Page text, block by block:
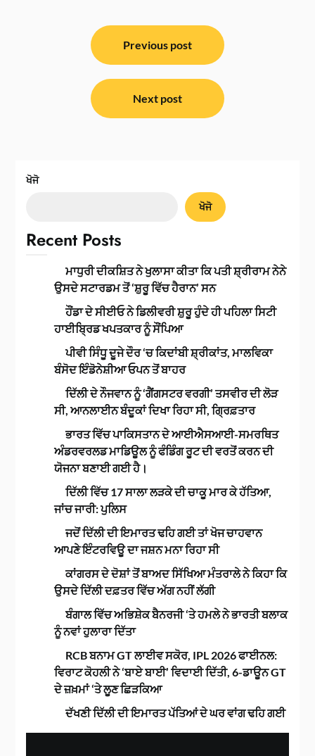
Previous post
Next post
ਖੋਜੋ
ਖੋਜੋ
Recent Posts
ਮਾਧੁਰੀ ਦੀਕਸ਼ਿਤ ਨੇ ਖੁਲਾਸਾ ਕੀਤਾ ਕਿ ਪਤੀ ਸ਼੍ਰੀਰਾਮ ਨੇਨੇ
ਉਸਦੇ ਸਟਾਰਡਮ ਤੋਂ ‘ਸ਼ੁਰੂ ਵਿੱਚ ਹੈਰਾਨ’ ਸਨ
ਹੌਂਡਾ ਦੇ ਸੀਈਓ ਨੇ ਡਿਲੀਵਰੀ ਸ਼ੁਰੂ ਹੁੰਦੇ ਹੀ ਪਹਿਲਾ ਸਿਟੀ
ਹਾਈਬ੍ਰਿਡ ਖਪਤਕਾਰ ਨੂੰ ਸੌਂਪਿਆ
ਪੀਵੀ ਸਿੰਧੂ ਦੂਜੇ ਦੌਰ ‘ਚ ਕਿਦਾਂਬੀ ਸ਼੍ਰੀਕਾਂਤ, ਮਾਲਵਿਕਾ
ਬੰਸੋਦ ਇੰਡੋਨੇਸ਼ੀਆ ਓਪਨ ਤੋਂ ਬਾਹਰ
ਦਿੱਲੀ ਦੇ ਨੌਜਵਾਨ ਨੂੰ ‘ਗੈਂਗਸਟਰ ਵਰਗੀ’ ਤਸਵੀਰ ਦੀ ਲੋੜ
ਸੀ, ਆਨਲਾਈਨ ਬੰਦੂਕਾਂ ਦਿਖਾ ਰਿਹਾ ਸੀ, ਗ੍ਰਿਫ਼ਤਾਰ
ਭਾਰਤ ਵਿੱਚ ਪਾਕਿਸਤਾਨ ਦੇ ਆਈਐਸਆਈ-ਸਮਰਥਿਤ
ਅੰਡਰਵਰਲਡ ਮਾਡਿਊਲ ਨੂੰ ਫੰਡਿੰਗ ਰੂਟ ਦੀ ਵਰਤੋਂ ਕਰਨ ਦੀ
ਯੋਜਨਾ ਬਣਾਈ ਗਈ ਹੈ।
ਦਿੱਲੀ ਵਿੱਚ 17 ਸਾਲਾ ਲੜਕੇ ਦੀ ਚਾਕੂ ਮਾਰ ਕੇ ਹੱਤਿਆ,
ਜਾਂਚ ਜਾਰੀ: ਪੁਲਿਸ
ਜਦੋਂ ਦਿੱਲੀ ਦੀ ਇਮਾਰਤ ਢਹਿ ਗਈ ਤਾਂ ਖੋਜ ਚਾਹਵਾਨ
ਆਪਣੇ ਇੰਟਰਵਿਊ ਦਾ ਜਸ਼ਨ ਮਨਾ ਰਿਹਾ ਸੀ
ਕਾਂਗਰਸ ਦੇ ਦੋਸ਼ਾਂ ਤੋਂ ਬਾਅਦ ਸਿੱਖਿਆ ਮੰਤਰਾਲੇ ਨੇ ਕਿਹਾ ਕਿ
ਉਸਦੇ ਦਿੱਲੀ ਦਫ਼ਤਰ ਵਿੱਚ ਅੱਗ ਨਹੀਂ ਲੱਗੀ
ਬੰਗਾਲ ਵਿੱਚ ਅਭਿਸ਼ੇਕ ਬੈਨਰਜੀ ‘ਤੇ ਹਮਲੇ ਨੇ ਭਾਰਤੀ ਬਲਾਕ
ਨੂੰ ਨਵਾਂ ਹੁਲਾਰਾ ਦਿੱਤਾ
RCB ਬਨਾਮ GT ਲਾਈਵ ਸਕੋਰ, IPL 2026 ਫਾਈਨਲ:
ਵਿਰਾਟ ਕੋਹਲੀ ਨੇ ‘ਬਾਏ ਬਾਈ’ ਵਿਦਾਈ ਦਿੱਤੀ, 6-ਡਾਊਨ GT
ਦੇ ਜ਼ਖ਼ਮਾਂ ‘ਤੇ ਲੂਣ ਛਿੜਕਿਆ
ਦੱਖਣੀ ਦਿੱਲੀ ਦੀ ਇਮਾਰਤ ਪੱਤਿਆਂ ਦੇ ਘਰ ਵਾਂਗ ਢਹਿ ਗਈ